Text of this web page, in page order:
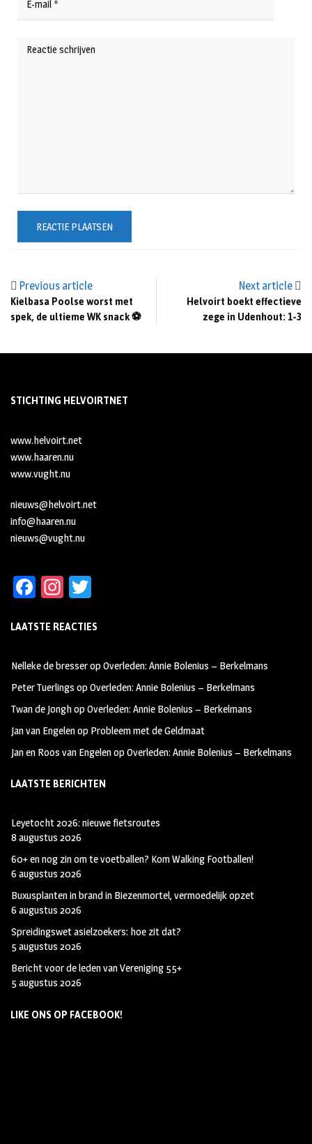
Previous article
Kielbasa Poolse worst met
spek, de ultieme WK snack ⚽
Next article
Helvoirt boekt effectieve
zege in Udenhout: 1-3
STICHTING HELVOIRTNET
www.helvoirt.net
www.haaren.nu
www.vught.nu
nieuws@helvoirt.net
info@haaren.nu
nieuws@vught.nu
Fa
b
oo
k
In
ag
m
tt
LAATSTE REACTIES
Nelleke de bresseropOverleden: Annie Bolenius – Berkelmans
Peter Tuerlings opOverleden: Annie Bolenius – Berkelmans
Twan de JonghopOverleden: Annie Bolenius – Berkelmans
Jan van Engelenop Probleem met de Geldmaat
Jan en Roos van EngelenopOverleden: Annie Bolenius – Berkelmans
LAATSTE BERICHTEN
Leyetocht 2026: nieuwe fietsroutes
8 augustus 2026
60+ en nog zin om te voetballen? Kom Walking Footballen!
6 augustus 2026
Buxusplanten in brand in Biezenmortel, vermoedelijk opzet
6 augustus 2026
Spreidingswet asielzoekers: hoe zit dat?
5 augustus 2026
Bericht voor de leden van Vereniging 55+
5 augustus 2026
LIKE ONS OP FACEBOOK!